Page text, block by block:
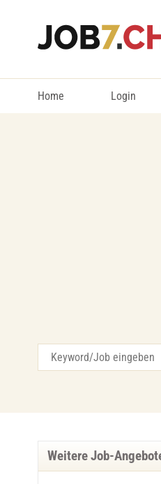
Home Login
Weitere Job-